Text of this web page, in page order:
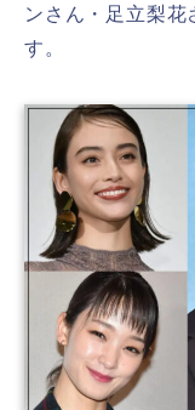
ンさん・足立梨
す。